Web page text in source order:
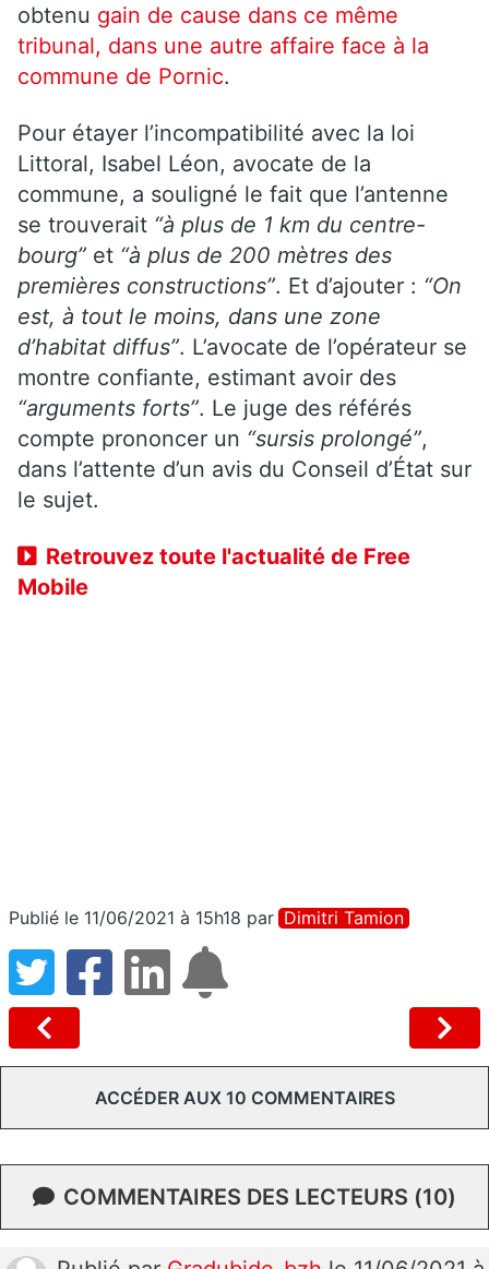
obtenu gain de cause dans ce même
tribunal, dans une autre affaire face à la
commune de Pornic.
Pour étayer l’incompatibilité avec la loi
Littoral, Isabel Léon, avocate de la
commune, a souligné le fait que l’antenne
se trouverait “à plus de 1 km du centre-
bourg” et “à plus de 200 mètres des
premières constructions”. Et d’ajouter : “On
est, à tout le moins, dans une zone
d’habitat diffus”. L’avocate de l’opérateur se
montre confiante, estimant avoir des
“arguments forts”. Le juge des référés
compte prononcer un “sursis prolongé”,
dans l’attente d’un avis du Conseil d’État sur
le sujet.
Retrouvez toute l'actualité de Free
Mobile
Publié le 11/06/2021 à 15h18 par Dimitri Tamion
ACCÉDER AUX 10 COMMENTAIRES
COMMENTAIRES DES LECTEURS (10)